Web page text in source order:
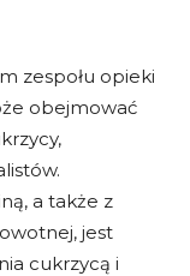
zespołu opieki
obejmować
a także z
jest
cukrzycą i